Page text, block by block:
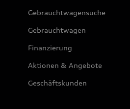
Gebrauchtwagensuche
Gebrauchtwagen
Finanzierung
Aktionen & Angebote
Geschäftskunden